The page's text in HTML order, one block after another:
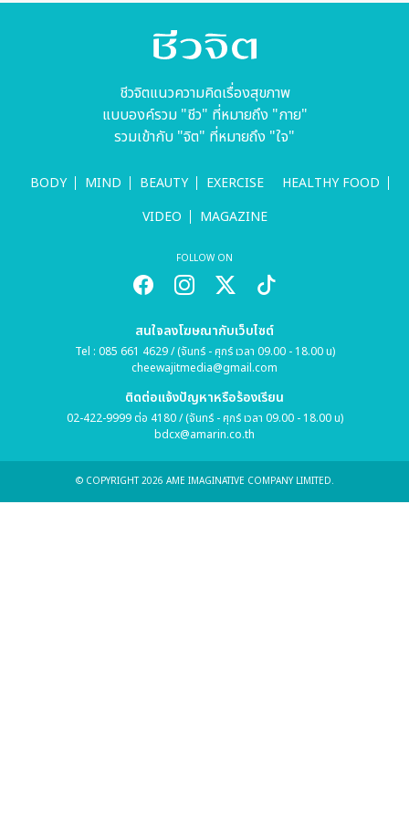
ชีวจิตแนวความคิดเรื่องสุขภาพ
แบบองค์รวม "ชีว" ที่หมายถึง "กาย"
รวมเข้ากับ "จิต" ที่หมายถึง "ใจ"
BODY MIND BEAUTY EXERCISE
HEALTHY FOOD
VIDEO
MAGAZINE
FOLLOW ON
สนใจลงโฆษณากับเว็บไซต์
Tel : 085 661 4629 / (จันทร์ - ศุกร์ เวลา 09.00 - 18.00 น)
cheewajitmedia@gmail.com
ติดต่อแจ้งปัญหาหรือร้องเรียน
02-422-9999 ต่อ 4180 / (จันทร์ - ศุกร์ เวลา 09.00 - 18.00 น)
bdcx@amarin.co.th
© COPYRIGHT 2026 AME IMAGINATIVE COMPANY LIMITED.